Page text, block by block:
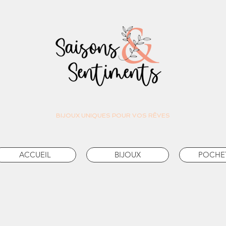
BIJOUX UNIQUES POUR VOS RÊVES
BIJOUX
ACCUEIL